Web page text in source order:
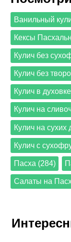
Ванильный
Кексы
Кулич без
Кулич без
Кулич в
Кулич на
Кулич на
Кулич с
Пасха (284)
Салаты на